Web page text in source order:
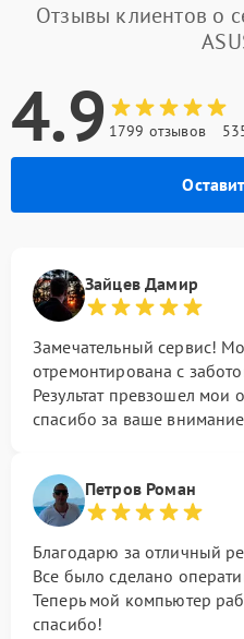
Отзывы клиентов о
4.9 1799 отзывов
Зайцев Дамир
Замечательный сервис!
отремонтирована с
Результат превзошел
спасибо за ваше
Петров Роман
Благодарю за отличный
Все было сделано
Теперь мой компьютер
спасибо!